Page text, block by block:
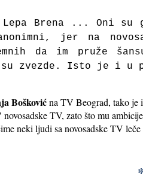
Lepa Brena ... Oni
jer na
da im pruže
su zvezde. Isto je i u
Boškovićna TV Beograd, tako je
TV, zato što mu
neki ljudi sa novosadske TV